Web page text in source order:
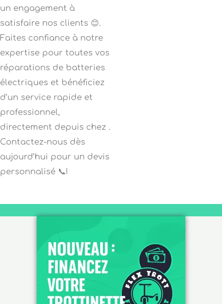
un engagement à
satisfaire nos clients 😊.
Faites confiance à notre
expertise pour toutes vos
réparations de batteries
électriques et bénéficiez
d’un service rapide et
professionnel,
directement depuis chez .
Contactez-nous dès
aujourd’hui pour un devis
personnalisé 📞!